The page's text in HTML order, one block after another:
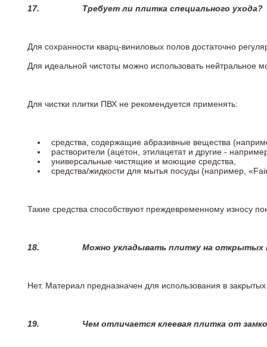
17. Требует ли плитка специального ухода?
Для сохранности кварц-виниловых полов достаточно
Для идеальной чистоты можно использовать
Для чистки плитки ПВХ не рекомендуется применять:
средства, содержащие абразивные вещества
растворители (ацетон, этилацетат и другие -
универсальные чистящие и моющие средства,
средства/жидкости для мытья посуды (например,
Такие средства способствуют преждевременному износу
18. Можно укладывать плитку на открытых
Нет. Материал предназначен для использования в
19. Чем отличается клеевая плитка от